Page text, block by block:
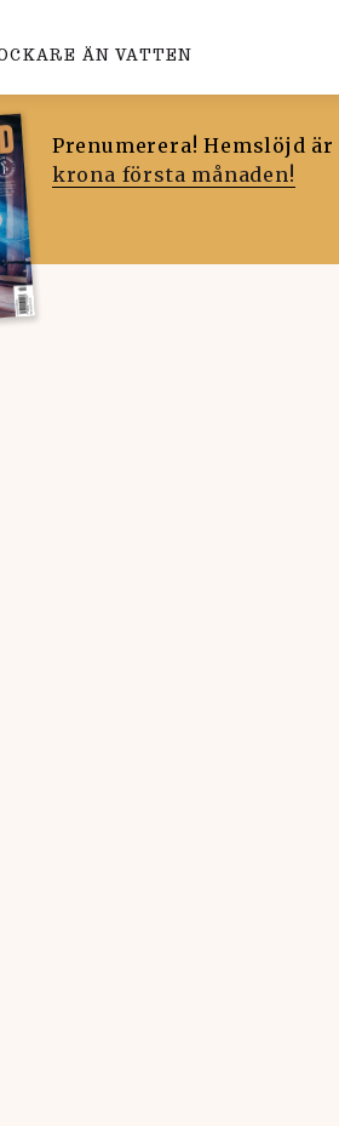
ÄN VATTEN
Prenumerera! Hemslöjd
krona första månaden!